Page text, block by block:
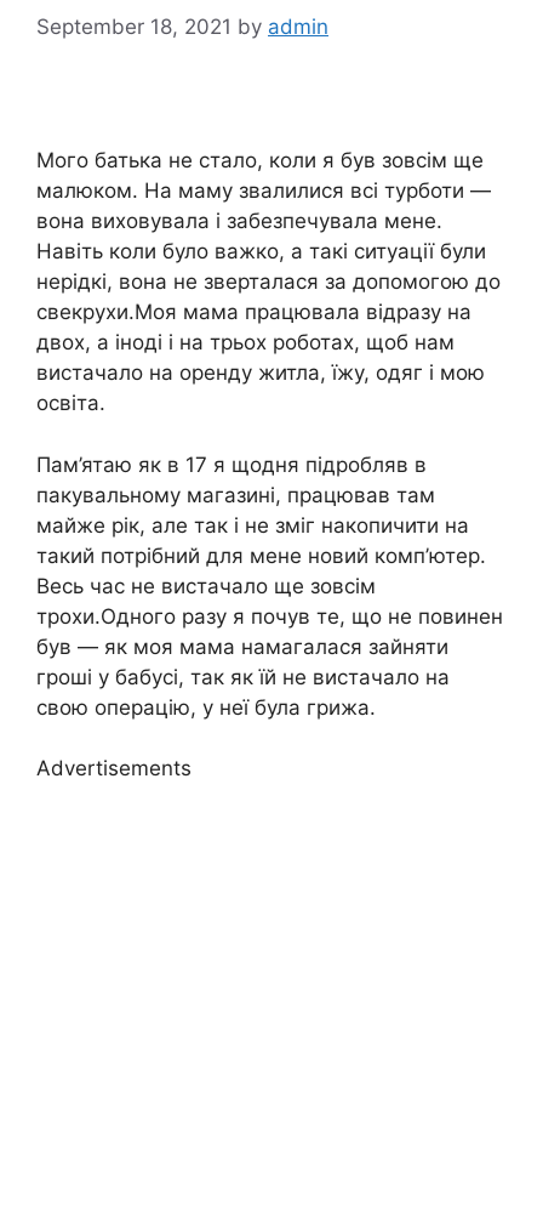
September 18, 2021 by admin
Мого батька не стало, коли я був зовсім ще
малюком. На маму звалилися всі турботи —
вона виховувала і забезпечувала мене.
Навіть коли було важко, а такі ситуації були
нерідкі, вона не зверталася за допомогою до
свекрухи.Моя мама працювала відразу на
двох, а іноді і на трьох роботах, щоб нам
вистачало на оренду житла, їжу, одяг і мою
освіта.
Пам’ятаю як в 17 я щодня підробляв в
пакувальному магазині, працював там
майже рік, але так і не зміг накопичити на
такий потрібний для мене новий комп’ютер.
Весь час не вистачало ще зовсім
трохи.Одного разу я почув те, що не повинен
був — як моя мама намагалася зайняти
гроші у бабусі, так як їй не вистачало на
свою опepацію, у неї була грижа.
Advertisements